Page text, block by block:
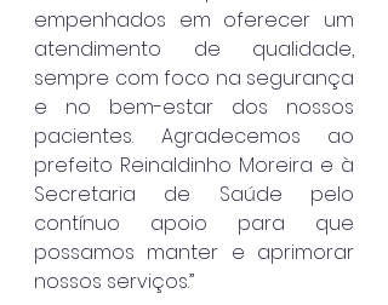
empenhados em oferecer um
atendimento de qualidade,
sempre com foco na segurança
e no bem-estar dos nossos
pacientes. Agradecemos ao
prefeito Reinaldinho Moreira e à
Secretaria de Saúde pelo
contínuo apoio para que
possamos manter e aprimorar
nossos serviços.”